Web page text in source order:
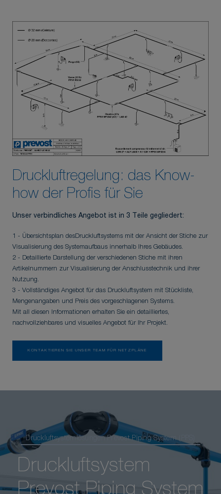
Druckluftregelung: das Know-
how der Profis für Sie
Unser verbindliches Angebot ist in 3 Teile gegliedert:
1 - Übersichtsplan desDruckluftsystems mit der Ansicht der Stiche zur
Visualisierung des Systemaufbaus innerhalb Ihres Gebäudes.
2 - Detaillierte Darstellung der verschiedenen Stiche mit ihren
Artikelnummern zur Visualisierung der Anschlusstechnik und ihrer
Nutzung.
3 - Vollständiges Angebot für das Druckluftsystem mit Stückliste,
Mengenangaben und Preis des vorgeschlagenen Systems.
Mit all diesen Informationen erhalten Sie ein detailliertes,
nachvollziehbares und visuelles Angebot für Ihr Projekt.
KONTAKTIEREN SIE UNSER TEAM FÜR NETZPLÄNE
Druckluftsystemlösungen Prevost Piping System (PPS)
Druckluftsystem